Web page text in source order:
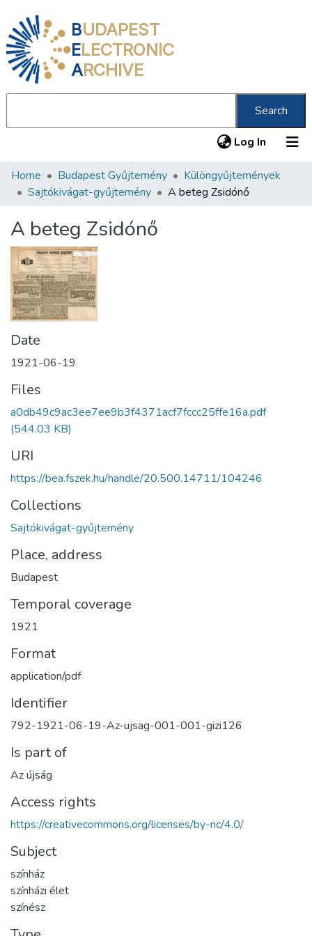
BUDAPEST
ELECTRONIC
ARCHIVE
Search
Log In (current)
Communities & Collections
Statistics
About us
Home Budapest Gyűjtemény
Különgyűjtemények
Sajtókivágat-gyűjtemény
A beteg Zsidónő
A beteg Zsidónő
Date
1921-06-19
Files
a0db49c9ac3ee7ee9b3f4371acf7fccc25ffe16a.pdf
(544.03 KB)
URI
https://bea.fszek.hu/handle/20.500.14711/104246
Collections
Sajtókivágat-gyűjtemény
Place, address
Budapest
Temporal coverage
1921
Format
application/pdf
Identifier
792-1921-06-19-Az-ujsag-001-001-gizi126
Is part of
Az újság
Access rights
https://creativecommons.org/licenses/by-nc/4.0/
Subject
színház
színházi élet
színész